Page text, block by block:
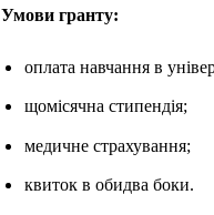
Умови гранту:
оплата навчання в
щомісячна стипендія;
медичне страхування;
квиток в обидва боки.